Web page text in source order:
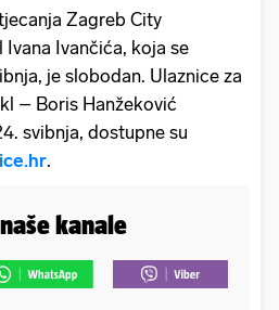
Zagreb City
Ivančića, koja se
je slobodan. Ulaznice za
– Boris Hanžeković
svibnja, dostupne su
.
kanale